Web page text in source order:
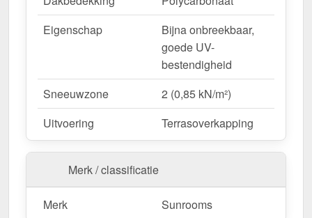
Eigenschap
Bijna onbreekbaar,
goede UV-
bestendigheid
Sneeuwzone
2 (0,85 kN/m²)
Uitvoering
Terrasoverkapping
Merk / classificatie
Merk Sunrooms